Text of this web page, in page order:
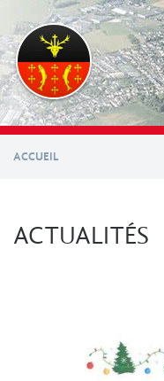
contenu
principal
ACCUEIL
ACTUALITÉS